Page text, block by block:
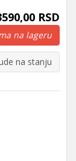
RSD
na lageru
na stanju